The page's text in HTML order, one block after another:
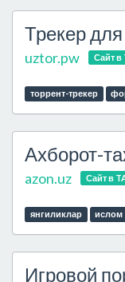
Трекер
uztor.pw Сайт в
торрент-трекер
Ахборот-
azon.uz Сайт в
янгиликлар ислом
Игровой